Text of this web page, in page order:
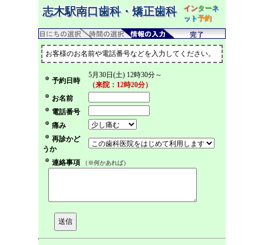
志木駅南口歯科・矯正歯科 インターネ
ット予約
お客様のお名前や電話番号などを入力してください。
予約日時
5月30日(土) 12時30分～
（来院：12時20分）
お名前
電話番号
痛み
再診かど
うか
連絡事項
（※何かあれば）